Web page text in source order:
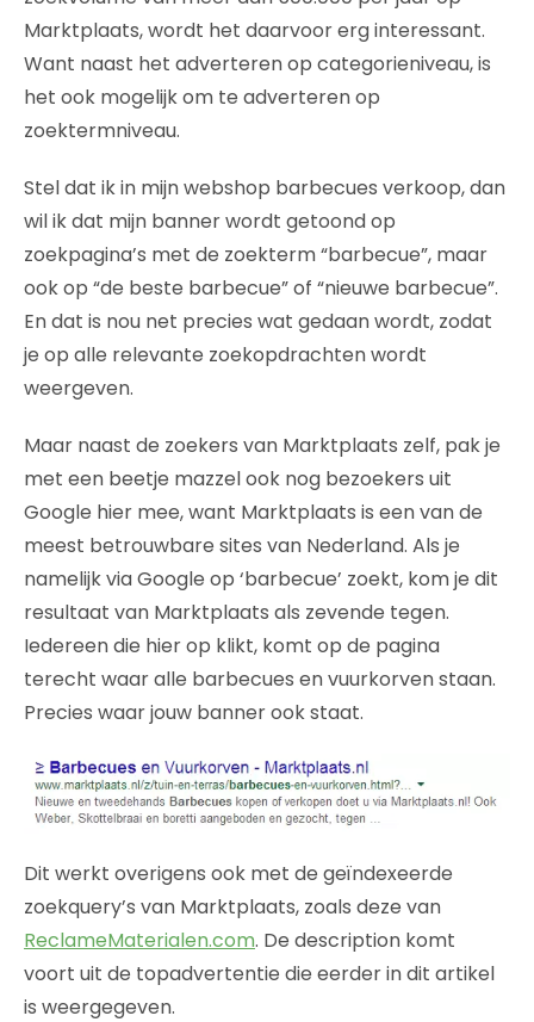
Marktplaats, wordt het daarvoor erg interessant.
Want naast het adverteren op categorieniveau, is
het ook mogelijk om te adverteren op
zoektermniveau.
Stel dat ik in mijn webshop barbecues verkoop, dan
wil ik dat mijn banner wordt getoond op
zoekpagina’s met de zoekterm “barbecue”, maar
ook op “de beste barbecue” of “nieuwe barbecue”.
En dat is nou net precies wat gedaan wordt, zodat
je op alle relevante zoekopdrachten wordt
weergeven.
Maar naast de zoekers van Marktplaats zelf, pak je
met een beetje mazzel ook nog bezoekers uit
Google hier mee, want Marktplaats is een van de
meest betrouwbare sites van Nederland. Als je
namelijk via Google op ‘barbecue’ zoekt, kom je dit
resultaat van Marktplaats als zevende tegen.
Iedereen die hier op klikt, komt op de pagina
terecht waar alle barbecues en vuurkorven staan.
Precies waar jouw banner ook staat.
Dit werkt overigens ook met de geïndexeerde
zoekquery’s van Marktplaats, zoals deze van
ReclameMaterialen.com. De description komt
voort uit de topadvertentie die eerder in dit artikel
is weergegeven.